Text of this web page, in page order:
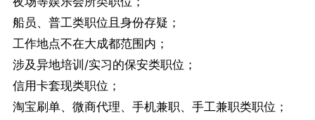
船员、普工类职位且身份存疑；
工作地点不在大成都范围内；
涉及异地培训/实习的保安类职位；
信用卡套现类职位；
淘宝刷单、微商代理、手机兼职、手工兼职类职位；